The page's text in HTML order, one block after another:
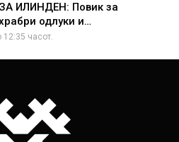
ИЛИНДЕН: Повик за
одлуки и…
12:35 часот.